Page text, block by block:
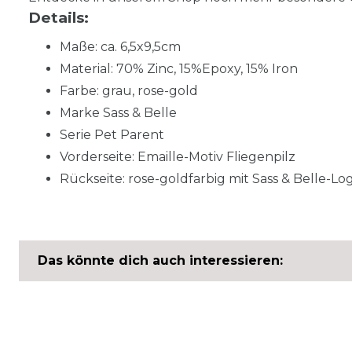
Details:
Maße: ca. 6,5x9,5cm
Material: 70% Zinc, 15%Epoxy, 15% Iron
Farbe: grau, rose-gold
Marke Sass & Belle
Serie Pet Parent
Vorderseite: Emaille-Motiv Fliegenpilz
Rückseite: rose-goldfarbig mit Sass & Belle-
Das könnte dich auch interessieren: